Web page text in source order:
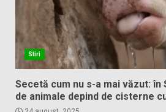
Stiri
Secetă cum nu s-a mai văzut: în
de animale depind de cisterne